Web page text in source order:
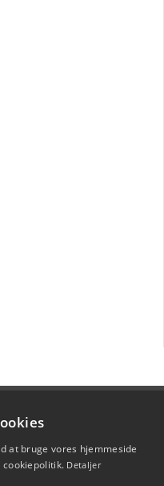
at bruge vores hjemmeside
Detaljer